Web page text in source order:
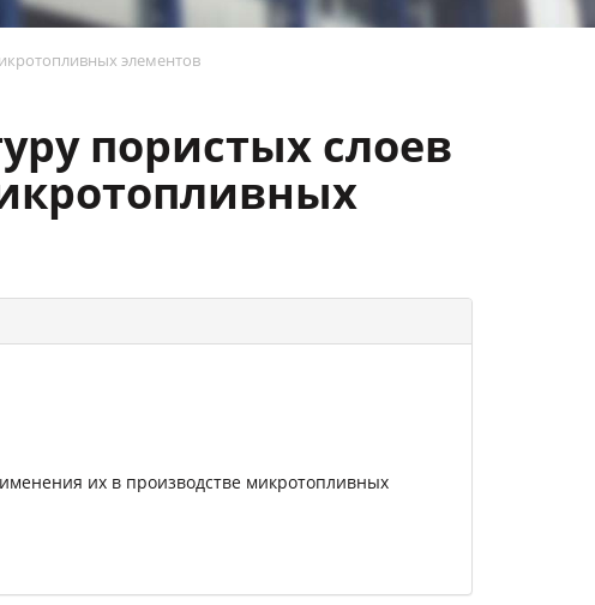
элементов
пористых слоев
их в производстве микротопливных